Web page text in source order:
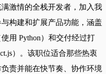
激情的全栈开发者，加入我
构建和扩展产品功能，涵盖
用 Python）和交付经过打
）。该职位适合那些热衷
责并能在快节奏、协作环境